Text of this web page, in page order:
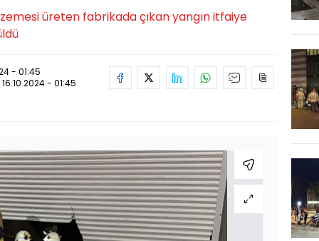
üreten fabrikada çıkan yangın itfaiye
- 01:45
16.10.2024 - 01:45